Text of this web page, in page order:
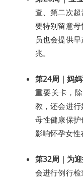
查、第二次
要特别留意
员也会提供
兆。
第24周｜妈
重要关卡，
教，还会进行
母性健康保
影响怀孕女性
第32周｜为迎
会进行例行检